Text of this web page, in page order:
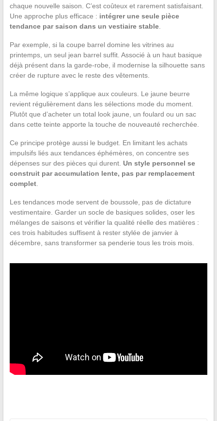
chaque nouvelle saison. C’est coûteux et rarement satisfaisant.
Une approche plus efficace : intégrer une seule pièce
tendance par saison dans un vestiaire stable.
Par exemple, si la coupe barrel domine les vitrines au
printemps, un seul jean barrel suffit. Associé à un haut basique
déjà présent dans la garde-robe, il modernise la silhouette sans
créer de rupture avec le reste des vêtements.
La même logique s’applique aux couleurs. Le jaune beurre
revient régulièrement dans les sélections mode du moment.
Plutôt que d’acheter un total look jaune, un foulard ou un sac
dans cette teinte apporte la touche de nouveauté recherchée.
Ce principe protège aussi le budget. En limitant les achats
impulsifs liés aux tendances éphémères, on concentre ses
dépenses sur des pièces qui durent. Un style personnel se
construit par accumulation lente, pas par remplacement
complet.
Les tendances mode servent de boussole, pas de dictature
vestimentaire. Garder un socle de basiques solides, oser les
mélanges de saisons et vérifier la qualité réelle des matières :
ces trois habitudes suffisent à rester stylée de janvier à
décembre, sans transformer sa penderie tous les trois mois.